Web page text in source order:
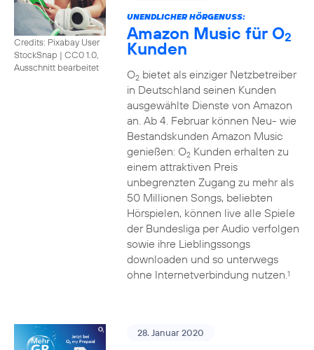
Credits: Pixabay User
StockSnap | CC0 1.0,
Ausschnitt bearbeitet
UNENDLICHER HÖRGENUSS:
Amazon Music für O2
Kunden
O2bietet als einziger Netzbetreiber
in Deutschland seinen Kunden
ausgewählte Dienste von Amazon
an. Ab 4. Februar können Neu- wie
Bestandskunden Amazon Music
genießen: O2Kunden erhalten zu
einem attraktiven Preis
unbegrenzten Zugang zu mehr als
50 Millionen Songs, beliebten
Hörspielen, können live alle Spiele
der Bundesliga per Audio verfolgen
sowie ihre Lieblingssongs
downloaden und so unterwegs
ohne Internetverbindung nutzen.1
28. Januar 2020